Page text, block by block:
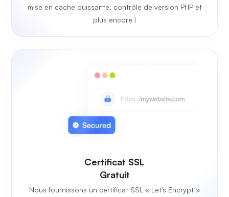
mise en cache puissante, contrôle de version PHP et
plus encore !
Certificat SSL
Gratuit
Nous fournissons un certificat SSL « Let's Encrypt »